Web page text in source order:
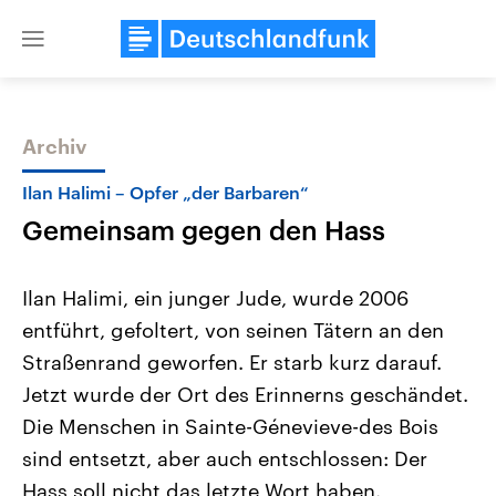
Close
Themen
Landtagswahl Sachsen-Anhalt
2026
Alle Informationen
Sachsen-Anhalt wählt am 6.
September 2026 einen neuen
Landtag. Seit 2021 wird das
Bundesland von einer Koalition aus
Aktuelle Beiträge,
Hintergründe
Wirtschaftlich und
gehören die Vereinigten
mit großem Einfluss auf
Archiv
Ilan Halimi – Opfer „der Barbaren“
Gemeinsam gegen den Hass
Ilan Halimi, ein junger Jude, wurde 2006
entführt, gefoltert, von seinen Tätern an den
Straßenrand geworfen. Er starb kurz darauf.
Jetzt wurde der Ort des Erinnerns geschändet.
Die Menschen in Sainte-Génevieve-des Bois
sind entsetzt, aber auch entschlossen: Der
Hass soll nicht das letzte Wort haben.